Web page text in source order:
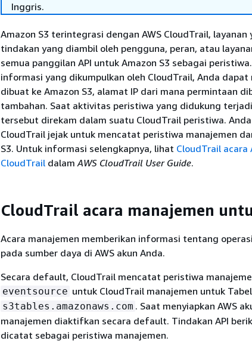
Inggris.
Amazon S3 terintegrasi dengan AWS CloudTrail,
tindakan yang diambil oleh pengguna, peran, atau
semua panggilan API untuk Amazon S3 sebagai
informasi yang dikumpulkan oleh CloudTrail, Anda
dibuat ke Amazon S3, alamat IP dari mana permintaan
tambahan. Saat aktivitas peristiwa yang didukung
tersebut direkam dalam suatu CloudTrail peristiwa.
CloudTrail jejak untuk mencatat peristiwa manajemen
S3. Untuk informasi selengkapnya, lihat CloudTrail acara
CloudTrail dalamAWS CloudTrail User Guide.
CloudTrail acara manajemen
Acara manajemen memberikan informasi tentang
pada sumber daya di AWS akun Anda.
Secara default, CloudTrail mencatat peristiwa
eventsource untuk CloudTrail manajemen untuk
s3tables.amazonaws.com . Saat menyiapkan AWS
manajemen diaktifkan secara default. Tindakan API
dicatat sebagai peristiwa manajemen.